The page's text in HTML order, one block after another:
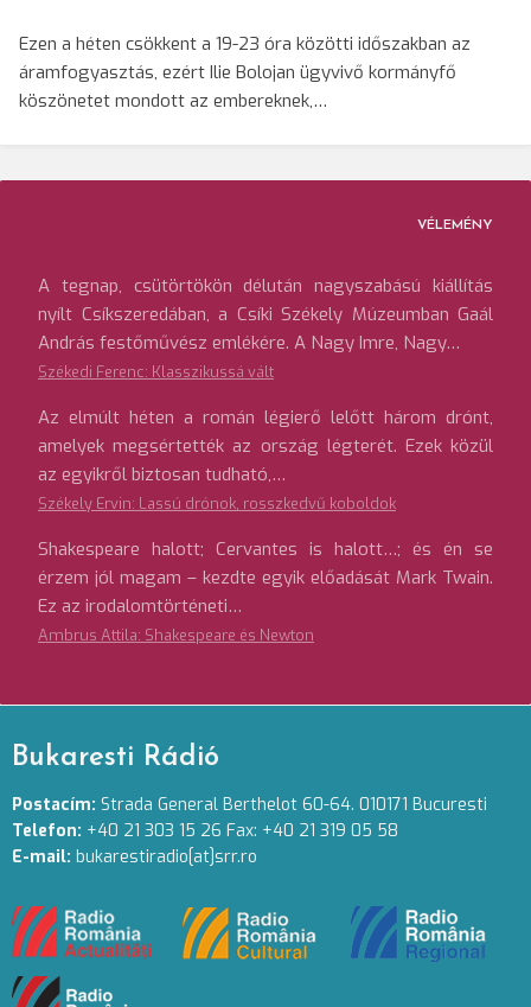
Ezen a héten csökkent a 19-23 óra közötti időszakban az
áramfogyasztás, ezért Ilie Bolojan ügyvivő kormányfő
köszönetet mondott az embereknek,…
VÉLEMÉNY
A tegnap, csütörtökön délután nagyszabású kiállítás
nyílt Csíkszeredában, a Csíki Székely Múzeumban Gaál
András festőművész emlékére. A Nagy Imre, Nagy…
Székedi Ferenc: Klasszikussá vált
Az elmúlt héten a román légierő lelőtt három drónt,
amelyek megsértették az ország légterét. Ezek közül
az egyikről biztosan tudható,…
Székely Ervin: Lassú drónok, rosszkedvű koboldok
Shakespeare halott; Cervantes is halott…; és én se
érzem jól magam – kezdte egyik előadását Mark Twain.
Ez az irodalomtörténeti…
Ambrus Attila: Shakespeare és Newton
Bukaresti Rádió
Postacím: Strada General Berthelot 60-64. 010171 Bucuresti
Telefon: +40 21 303 15 26 Fax: +40 21 319 05 58
E-mail: bukarestiradio[at]srr.ro